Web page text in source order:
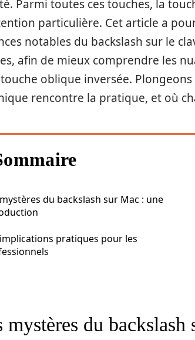
Parmi toutes ces touches, la
particulière. Cet article a
notables du backslash sur le
afin de mieux comprendre les
oblique inversée.
rencontre la pratique, et où
du backslash sur Mac : une
pratiques pour les
mystères du